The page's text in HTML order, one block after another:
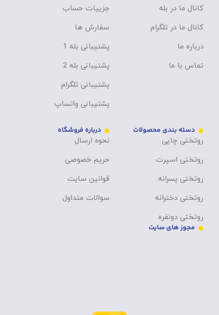
کانال ما در بله
کانال ما در تلگرام
درباره ما
تماس با ما
جزییات حساب
سفارش ها
پشتیبانی بله 1
پشتیبانی بله 2
پشتیبانی تلگرام
پشتیبانی واتساپ
دسته بندی محصولات
روتختی چاپی
روتختی اسپرت
روتختی پسرانه
روتختی دخترانه
روتختی دونفره
درباره فروشگاه
نحوه ارسال
حریم خصوصی
قوانین سایت
سوالات متداول
مجوز های سایت